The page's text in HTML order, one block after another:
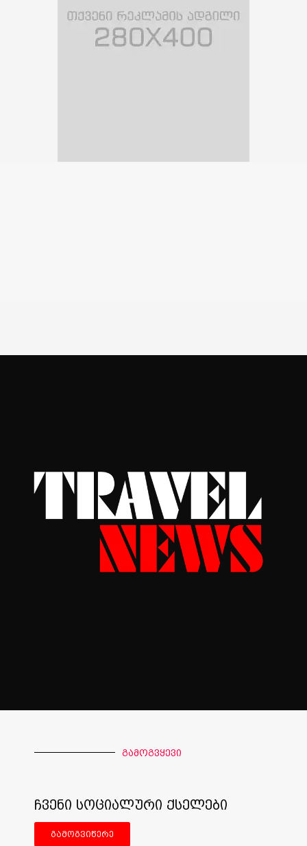
გამოგვყევი
ჩვენი სოციალური ქსელები
გამოგვიწერე